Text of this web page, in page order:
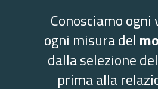
Conosciamo
ogni misura del
dalla selezione
prima alla